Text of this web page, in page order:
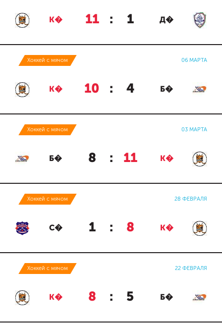
К� 11 : 1 Д�
Хоккей с мячом 06 МАРТА
К� 10 : 4 Б�
Хоккей с мячом 03 МАРТА
Б� 8 : 11 К�
Хоккей с мячом 28 ФЕВРАЛЯ
С� 1 : 8 К�
Хоккей с мячом 22 ФЕВРАЛЯ
К� 8 : 5 Б�